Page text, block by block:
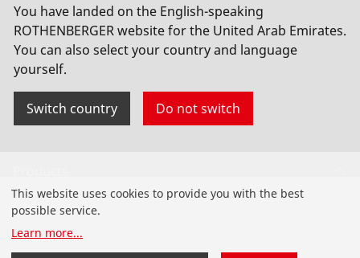
No. 015063X
You have landed on the English-speaking
ROTHENBERGER website for the United Arab Emirates.
You can also select your country and language
yourself.
Switch country Do not switch
Installation
Service and Maintenance
This website uses cookies to provide you with the best
possible service.
Learn more...